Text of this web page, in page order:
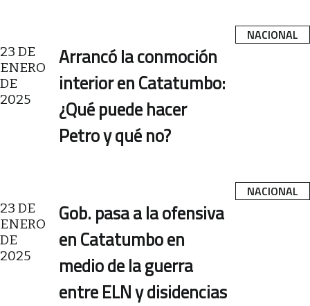
NACIONAL
NACIONAL
23 DE
ENERO
DE
2025
Arrancó la conmoción
interior en Catatumbo:
¿Qué puede hacer
Petro y qué no?
23 DE
ENERO
DE
2025
Gob. pasa a la ofensiva
en Catatumbo en
medio de la guerra
entre ELN y disidencias